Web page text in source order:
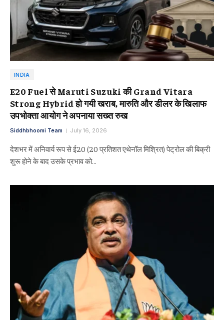
INDIA
E20 Fuel से Maruti Suzuki की Grand Vitara
Strong Hybrid हो गयी खराब, मारुति और डीलर के खिलाफ
उपभोक्ता आयोग ने अपनाया सख्त रुख
Siddhbhoomi Team July 16, 2026
देशभर में अनिवार्य रूप से ई20 (20 प्रतिशत एथेनॉल मिश्रित) पेट्रोल की बिक्री
शुरू होने के बाद उसके प्रभाव को…